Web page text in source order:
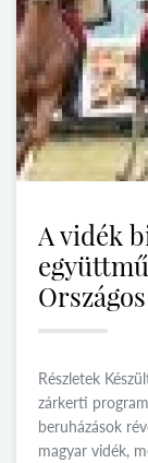
A vidék
Részletek
zárkerti
beruházások
magyar vidék,